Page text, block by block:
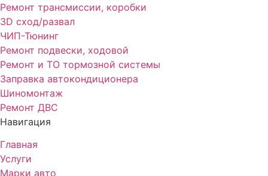
Ремонт трансмиссии, коробки
3D сход/развал
ЧИП-Тюнинг
Ремонт подвески, ходовой
Ремонт и ТО тормозной системы
Заправка автокондиционера
Шиномонтаж
Ремонт ДВС
Навигация
Главная
Услуги
Марки авто